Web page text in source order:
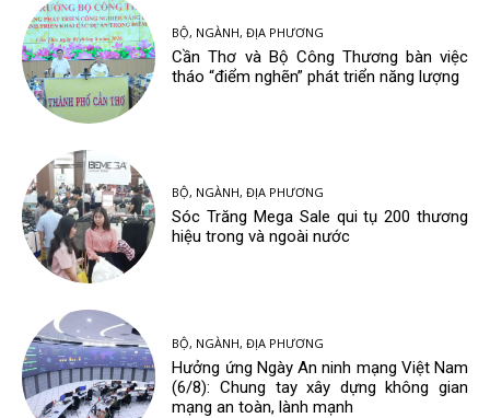
BỘ, NGÀNH, ĐỊA PHƯƠNG
Cần Thơ và Bộ Công Thương bàn việc
tháo “điểm nghẽn” phát triển năng lượng
BỘ, NGÀNH, ĐỊA PHƯƠNG
Sóc Trăng Mega Sale qui tụ 200 thương
hiệu trong và ngoài nước
BỘ, NGÀNH, ĐỊA PHƯƠNG
Hưởng ứng Ngày An ninh mạng Việt Nam
(6/8): Chung tay xây dựng không gian
mạng an toàn, lành mạnh